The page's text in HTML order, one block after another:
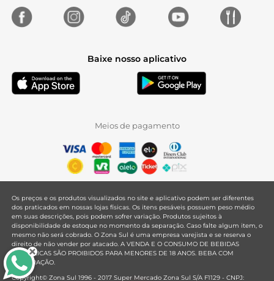
Baixe nosso aplicativo
Meios de pagamento
Os preços e os produtos visualizados no site e aplicativo podem ser diferentes
dos praticados em nossas lojas físicas. Os itens pesáveis possuem peso médio
em suas descrições, pois podem sofrer variação. Produtos sujeitos à
disponibilidade de estoque no momento da separação. Caso falte algum item, o
mesmo não será cobrado. O Zona Sul é uma empresa varejista e se reserva o
direito de não vender por atacado. A VENDA E O CONSUMO DE BEBIDAS
ALCOÓLICAS SÃO PROIBIDOS PARA MENORES DE 18 ANOS. BEBA COM
MODERAÇÃO.
Copyright© Zona Sul 1996 - 2017 Super Mercado Zona Sul S/A F1129 - CNPJ: